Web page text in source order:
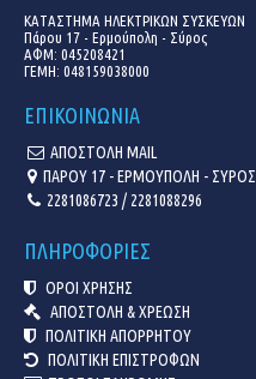
ΚΑΤΑΣΤΗΜΑ ΗΛΕΚΤΡΙΚΩΝ ΣΥΣΚΕΥΩΝ
Πάρου 17 - Ερμούπολη - Σύρος
ΑΦΜ: 045208421
ΓΕΜΗ: 048159038000
ΕΠΙΚΟΙΝΩΝΙΑ
ΑΠΟΣΤΟΛΗ MAIL
ΠΑΡΟΥ 17 - ΕΡΜΟΥΠΟΛΗ - ΣΥΡΟΣ
2281086723 / 2281088296
ΠΛΗΡΟΦΟΡΙΕΣ
ΟΡΟΙ ΧΡΗΣΗΣ
ΑΠΟΣΤΟΛΗ & ΧΡΕΩΣΗ
ΠΟΛΙΤΙΚΗ ΑΠΟΡΡΗΤΟΥ
ΠΟΛΙΤΙΚΗ ΕΠΙΣΤΡΟΦΩΝ